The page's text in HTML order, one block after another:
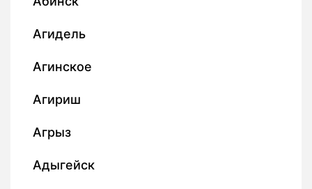
Агидель
Агинское
Агириш
Агрыз
Адыгейск